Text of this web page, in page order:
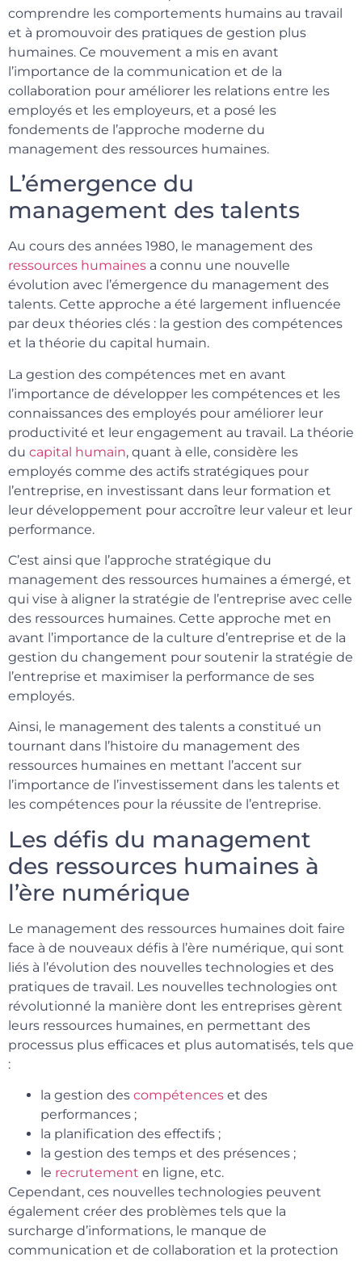
comprendre les comportements humains au travail
et à promouvoir des pratiques de gestion plus
humaines. Ce mouvement a mis en avant
l’importance de la communication et de la
collaboration pour améliorer les relations entre les
employés et les employeurs, et a posé les
fondements de l’approche moderne du
management des ressources humaines.
L’émergence du
management des talents
Au cours des années 1980, le management des
ressources humaines a connu une nouvelle
évolution avec l’émergence du management des
talents. Cette approche a été largement influencée
par deux théories clés : la gestion des compétences
et la théorie du capital humain.
La gestion des compétences met en avant
l’importance de développer les compétences et les
connaissances des employés pour améliorer leur
productivité et leur engagement au travail. La théorie
du capital humain, quant à elle, considère les
employés comme des actifs stratégiques pour
l’entreprise, en investissant dans leur formation et
leur développement pour accroître leur valeur et leur
performance.
C’est ainsi que l’approche stratégique du
management des ressources humaines a émergé, et
qui vise à aligner la stratégie de l’entreprise avec celle
des ressources humaines. Cette approche met en
avant l’importance de la culture d’entreprise et de la
gestion du changement pour soutenir la stratégie de
l’entreprise et maximiser la performance de ses
employés.
Ainsi, le management des talents a constitué un
tournant dans l’histoire du management des
ressources humaines en mettant l’accent sur
l’importance de l’investissement dans les talents et
les compétences pour la réussite de l’entreprise.
Les défis du management
des ressources humaines à
l’ère numérique
Le management des ressources humaines doit faire
face à de nouveaux défis à l’ère numérique, qui sont
liés à l’évolution des nouvelles technologies et des
pratiques de travail. Les nouvelles technologies ont
révolutionné la manière dont les entreprises gèrent
leurs ressources humaines, en permettant des
processus plus efficaces et plus automatisés, tels que
:
la gestion des compétences et des
performances ;
la planification des effectifs ;
la gestion des temps et des présences ;
le recrutement en ligne, etc.
Cependant, ces nouvelles technologies peuvent
également créer des problèmes tels que la
surcharge d’informations, le manque de
communication et de collaboration et la protection